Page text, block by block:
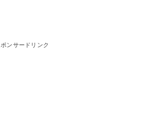
ポンサードリンク